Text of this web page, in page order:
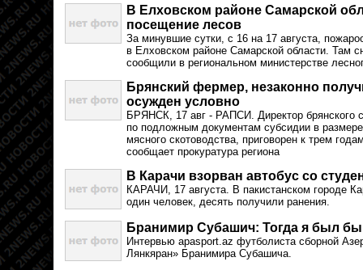
В Елховском районе Самарской
посещение лесов
За минувшие сутки, с 16 на 17 августа,
в Елховском районе Самарской области. Там
сообщили в региональном министерстве
Брянский фермер, незаконно
осужден условно
БРЯНСК, 17 авг - РАПСИ. Директор брянского
по подложным документам субсидии в
мясного скотоводства, приговорен к трем
сообщает прокуратура региона
В Карачи взорван автобус со
КАРАЧИ, 17 августа. В пакистанском городе
один человек, десять получили ранения.
Бранимир Субашич: Тогда я был
Интервью apasport.az футболиста сборной
Лянкяран» Бранимира Субашича.